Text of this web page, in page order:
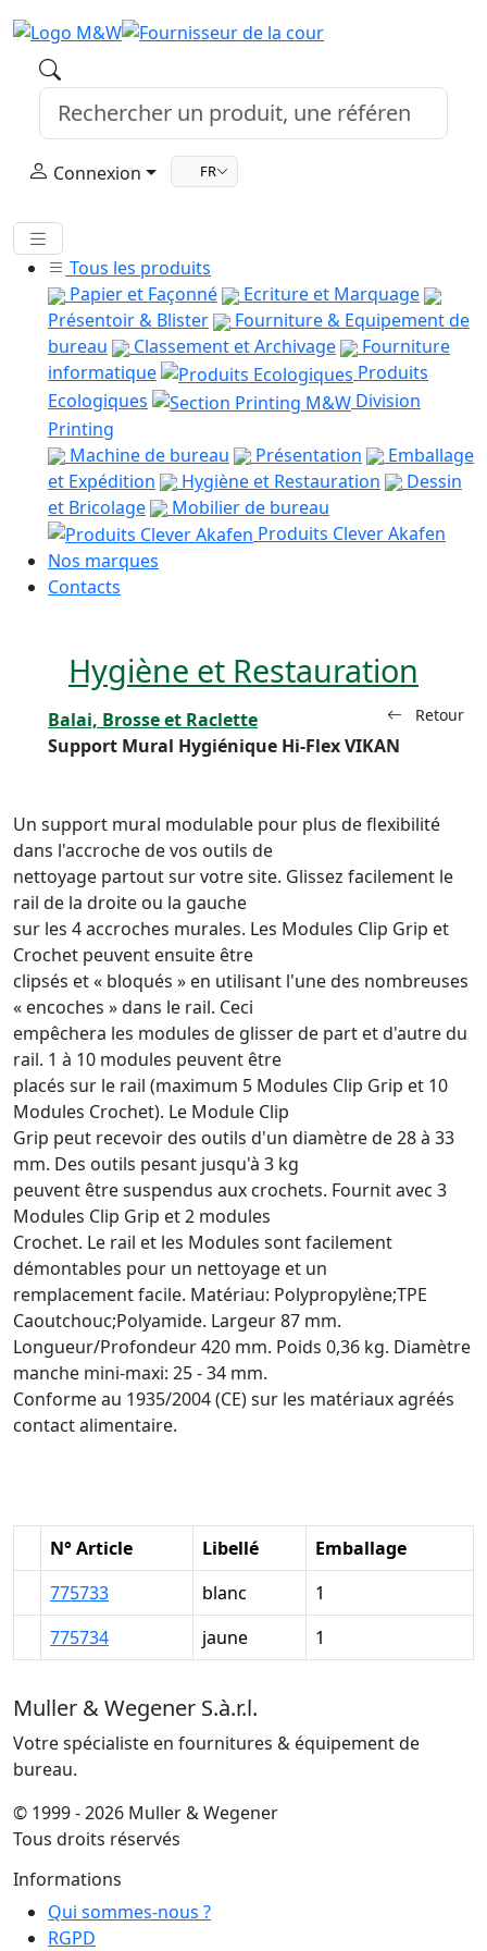
Connexion FR
Tous les produits
Papier et Façonné
Ecriture et Marquage
Présentoir & Blister
Fourniture & Equipement de
bureau
Classement et Archivage
Fourniture
informatique
Produits
Ecologiques
Division
Printing
Machine de bureau
Présentation
Emballage
et Expédition
Hygiène et Restauration
Dessin
et Bricolage
Mobilier de bureau
Produits Clever Akafen
Nos marques
Contacts
Hygiène et Restauration
Retour
Balai, Brosse et Raclette
Support Mural Hygiénique Hi-Flex VIKAN
Un support mural modulable pour plus de flexibilité
dans l'accroche de vos outils de
nettoyage partout sur votre site. Glissez facilement le
rail de la droite ou la gauche
sur les 4 accroches murales. Les Modules Clip Grip et
Crochet peuvent ensuite être
clipsés et « bloqués » en utilisant l'une des nombreuses
« encoches » dans le rail. Ceci
empêchera les modules de glisser de part et d'autre du
rail. 1 à 10 modules peuvent être
placés sur le rail (maximum 5 Modules Clip Grip et 10
Modules Crochet). Le Module Clip
Grip peut recevoir des outils d'un diamètre de 28 à 33
mm. Des outils pesant jusqu'à 3 kg
peuvent être suspendus aux crochets. Fournit avec 3
Modules Clip Grip et 2 modules
Crochet. Le rail et les Modules sont facilement
démontables pour un nettoyage et un
remplacement facile. Matériau: Polypropylène;TPE
Caoutchouc;Polyamide. Largeur 87 mm.
Longueur/Profondeur 420 mm. Poids 0,36 kg. Diamètre
manche mini-maxi: 25 - 34 mm.
Conforme au 1935/2004 (CE) sur les matériaux agréés
contact alimentaire.
N° Article Libellé
Emballage
775733
blanc
1
775734
jaune 1
Muller & Wegener S.à.r.l.
Votre spécialiste en fournitures & équipement de
bureau.
© 1999 - 2026 Muller & Wegener
Tous droits réservés
Informations
Qui sommes-nous ?
RGPD